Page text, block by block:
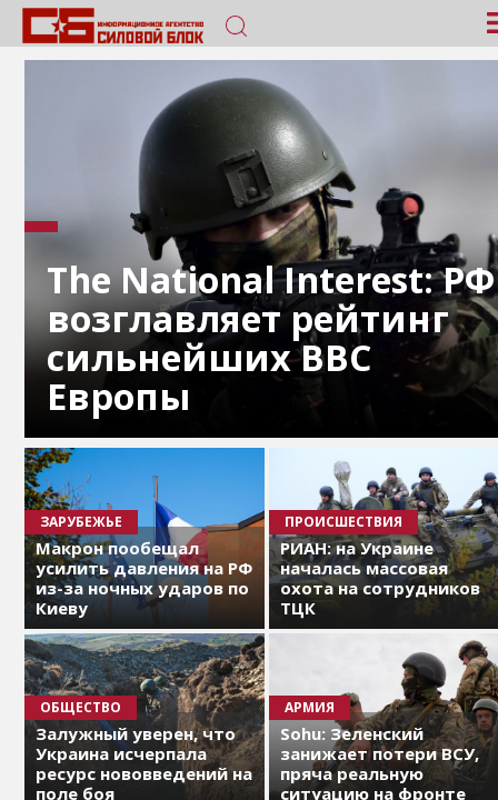
The National Interest: РФ
возглавляет рейтинг
сильнейших ВВС
Европы
ЗАРУБЕЖЬЕ
Макрон пообещал
усилить давления на РФ
из-за ночных ударов по
Киеву
ПРОИСШЕСТВИЯ
РИАН: на Украине
началась массовая
охота на сотрудников
ТЦК
ОБЩЕСТВО
Залужный уверен, что
Украина исчерпала
ресурс нововведений на
поле боя
АРМИЯ
Sohu: Зеленский
занижает потери ВСУ,
пряча реальную
ситуацию на фронте